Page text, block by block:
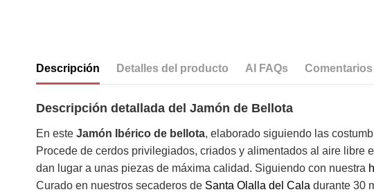
Descripción Detalles del producto AI FAQs Comentarios
Descripción detallada del Jamón de Bellota
En este Jamón Ibérico de bellota, elaborado siguiendo las
Procede de cerdos privilegiados, criados y alimentados al aire libre
dan lugar a unas piezas de máxima calidad. Siguiendo con nuestra
Curado en nuestros secaderos de Santa Olalla del Cala durante 30